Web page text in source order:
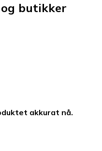
butikker
akkurat nå.